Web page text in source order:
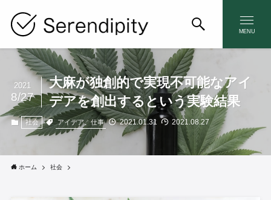
MENU
大麻が独創的で実現不可能なアイ
デアを創出するという実験結果
2021
8/27
社会 アイデア、仕事 2021.01.31 2021.08.27
ホーム 社会